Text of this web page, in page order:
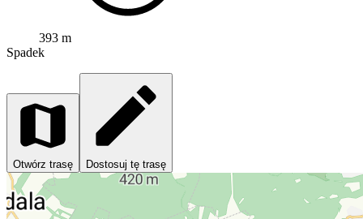
393 m
Spadek
Otwórz trasę Dostosuj tę trasę